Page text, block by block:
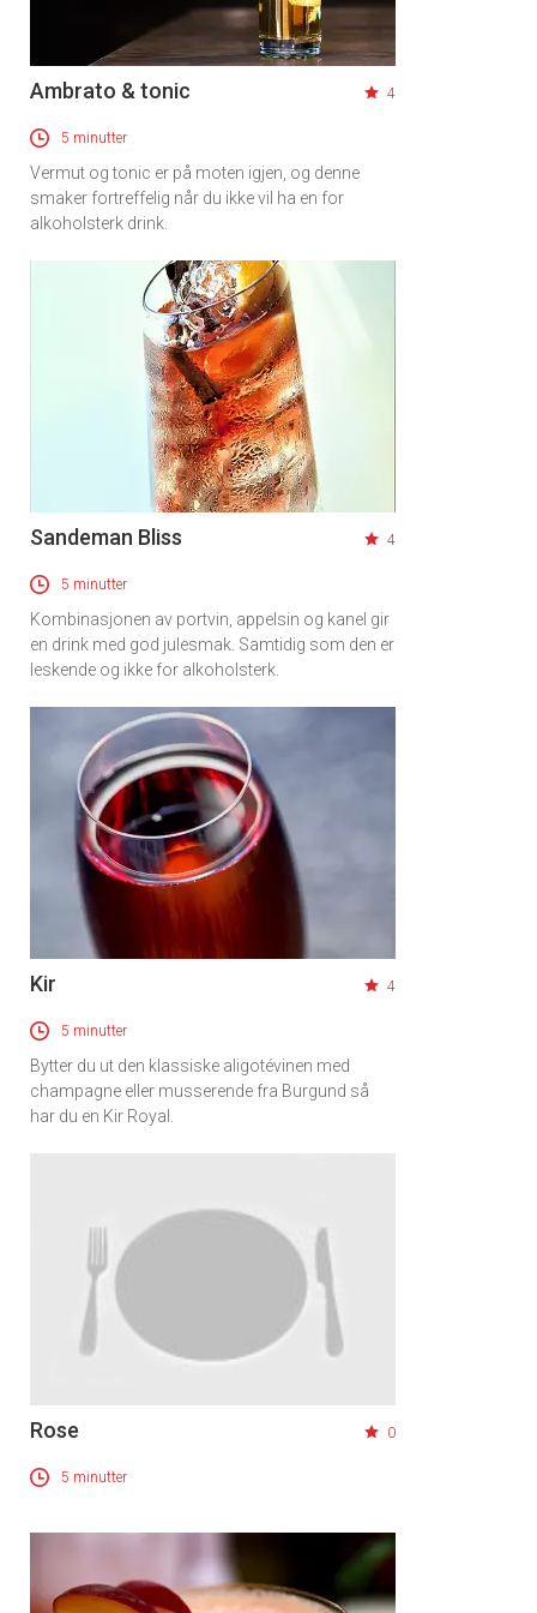
Ambrato & tonic 4
5 minutter
Vermut og tonic er på moten igjen, og denne
smaker fortreffelig når du ikke vil ha en for
alkoholsterk drink.
Sandeman Bliss 4
5 minutter
Kombinasjonen av portvin, appelsin og kanel gir
en drink med god julesmak. Samtidig som den er
leskende og ikke for alkoholsterk.
Kir 4
5 minutter
Bytter du ut den klassiske aligotévinen med
champagne eller musserende fra Burgund så
har du en Kir Royal.
Rose 0
5 minutter